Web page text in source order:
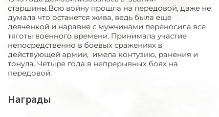
старшины.Всю войну прошла на передовой, даже не
думала что останется жива, ведь была еще
девченкой и наравне с мужчинами переносила все
тяготы военного времени. Принимала участие
непосредственно в боевых сражениях в
действующей армии, имела контузию, ранения и
тонула. Четыре года в непрерывных боях на
передовой.
Награды